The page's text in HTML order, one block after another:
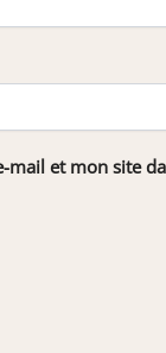
mail et mon site